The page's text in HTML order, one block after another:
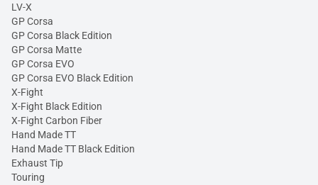
LV-X
GP Corsa
GP Corsa Black Edition
GP Corsa Matte
GP Corsa EVO
GP Corsa EVO Black Edition
X-Fight
X-Fight Black Edition
X-Fight Carbon Fiber
Hand Made TT
Hand Made TT Black Edition
Exhaust Tip
Touring